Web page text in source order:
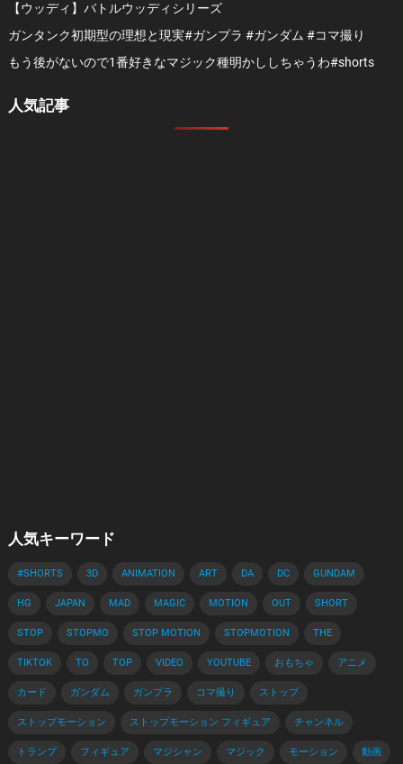
【ウッディ】バトルウッディシリーズ
ガンタンク初期型の理想と現実#ガンプラ #ガンダム #コマ撮り
もう後がないので1番好きなマジック種明かししちゃうわ#shorts
人気記事
人気キーワード
#SHORTS 3D ANIMATION ART DA DC GUNDAM
HG JAPAN MAD MAGIC MOTION OUT SHORT
STOP STOPMO STOP MOTION STOPMOTION THE
TIKTOK TO TOP VIDEO YOUTUBE おもちゃ アニメ
カード ガンダム ガンプラ コマ撮り ストップ
ストップモーション ストップモーション フィギュア チャンネル
トランプ フィギュア マジシャン マジック モーション 動画